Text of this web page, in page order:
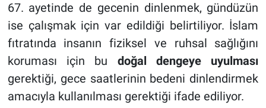
67. ayetinde de gecenin dinlenmek, gündüzün
ise çalışmak için var edildiği belirtiliyor. İslam
fıtratında insanın fiziksel ve ruhsal sağlığını
koruması için bu doğal dengeye uyulması
gerektiği, gece saatlerinin bedeni dinlendirmek
amacıyla kullanılması gerektiği ifade ediliyor.